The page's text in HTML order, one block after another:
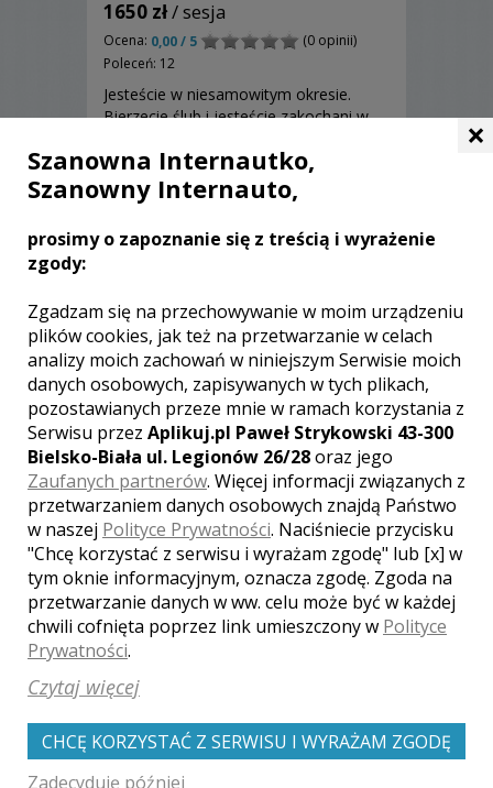
1650 zł/ sesja
Ocena: 0,00 / 5
(0 opinii)
Poleceń: 12
Jesteście w niesamowitym okresie.
Bierzecie ślub i jesteście zakochani w
zabawni i posiadacie swój smak.
Doceniacie kreatywność i chcecie, aby
Wasze zdjęcia były docenianie przez
całe życie. Zapraszam do zapoznania
się z moją ofertą.Zobacz więcej
Róża - Rzeszów
3200 zł/ sesja
Ocena:
Poleceń: 0
kadry wypełniam wrażliwością,
delikatnością i pięknem płynącym z
uczuć ❤️ Uwielbiam to co robię! Szukasz
×
Szanowna Internautko,
Szanowny Internauto,
prosimy o zapoznanie się z treścią i wyrażenie
zgody:
Zgadzam się na przechowywanie w moim urządzeniu
plików cookies, jak też na przetwarzanie w celach
analizy moich zachowań w niniejszym Serwisie moich
danych osobowych, zapisywanych w tych plikach,
pozostawianych przeze mnie w ramach korzystania z
Serwisu przez Aplikuj.pl Paweł Strykowski 43-300
Bielsko-Biała ul. Legionów 26/28oraz jego
Zaufanych partnerów. Więcej informacji związanych z
przetwarzaniem danych osobowych znajdą Państwo
w naszej Polityce Prywatności. Naciśniecie przycisku
"Chcę korzystać z serwisu i wyrażam zgodę" lub [x] w
tym oknie informacyjnym, oznacza zgodę. Zgoda na
przetwarzanie danych w ww. celu może być w każdej
chwili cofnięta poprzez link umieszczony w Polityce
Prywatności.
Czytaj więcej
CHCĘ KORZYSTAĆ Z SERWISU I WYRAŻAM ZGODĘ
Zadecyduję później